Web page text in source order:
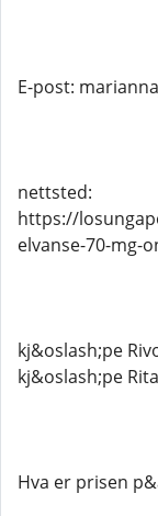
E-post:
nettsted:
https://
elvanse-70-mg-
kj&oslash;pe
kj&oslash;pe
Hva er prisen